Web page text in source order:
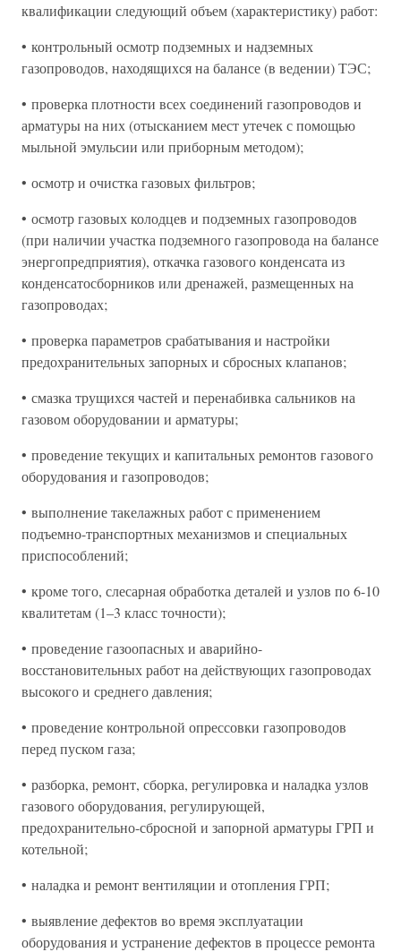
квалификации следующий объем (характеристику) работ:
• контрольный осмотр подземных и надземных
газопроводов, находящихся на балансе (в ведении) ТЭС;
• проверка плотности всех соединений газопроводов и
арматуры на них (отысканием мест утечек с помощью
мыльной эмульсии или приборным методом);
• осмотр и очистка газовых фильтров;
• осмотр газовых колодцев и подземных газопроводов
(при наличии участка подземного газопровода на балансе
энергопредприятия), откачка газового конденсата из
конденсатосборников или дренажей, размещенных на
газопроводах;
• проверка параметров срабатывания и настройки
предохранительных запорных и сбросных клапанов;
• смазка трущихся частей и перенабивка сальников на
газовом оборудовании и арматуры;
• проведение текущих и капитальных ремонтов газового
оборудования и газопроводов;
• выполнение такелажных работ с применением
подъемно-транспортных механизмов и специальных
приспособлений;
• кроме того, слесарная обработка деталей и узлов по 6-10
квалитетам (1–3 класс точности);
• проведение газоопасных и аварийно-
восстановительных работ на действующих газопроводах
высокого и среднего давления;
• проведение контрольной опрессовки газопроводов
перед пуском газа;
• разборка, ремонт, сборка, регулировка и наладка узлов
газового оборудования, регулирующей,
предохранительно-сбросной и запорной арматуры ГРП и
котельной;
• наладка и ремонт вентиляции и отопления ГРП;
• выявление дефектов во время эксплуатации
оборудования и устранение дефектов в процессе ремонта